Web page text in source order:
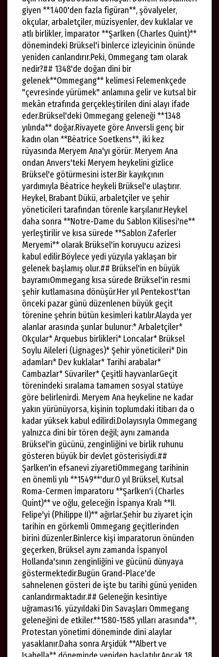
tüketici beklentilerine nasıl cevap verdiğini
yakından inceleme fırsatı buldu......
giyen **1.400'den fazla figüran**, şövalyeler,
okçular, arbaletçiler, müzisyenler, dev kuklalar ve
atlı birlikler, İmparator **Şarlken (Charles Quint)**
dönemindeki Brüksel'i binlerce izleyicinin önünde
yeniden canlandırır.Peki, Ommegang tam olarak
nedir?## 1348'de doğan dini bir
gelenek**Ommegang** kelimesi Felemenkçede
"çevresinde yürümek" anlamına gelir ve kutsal bir
mekân etrafında gerçekleştirilen dini alayı ifade
eder.Brüksel'deki Ommegang geleneği **1348
yılında** doğar.Rivayete göre Anversli genç bir
kadın olan **Béatrice Soetkens**, iki kez
rüyasında Meryem Ana'yı görür. Meryem Ana
ondan Anvers'teki Meryem heykelini gizlice
Brüksel'e götürmesini ister.Bir kayıkçının
yardımıyla Béatrice heykeli Brüksel'e ulaştırır.
Heykel, Brabant Dükü, arbaletçiler ve şehir
yöneticileri tarafından törenle karşılanır.Heykel
daha sonra **Notre-Dame du Sablon Kilisesi'ne**
yerleştirilir ve kısa sürede **Sablon Zaferler
Meryemi** olarak Brüksel'in koruyucu azizesi
kabul edilir.Böylece yedi yüzyıla yaklaşan bir
gelenek başlamış olur.## Brüksel'in en büyük
bayramıOmmegang kısa sürede Brüksel'in resmi
şehir kutlamasına dönüşür.Her yıl Pentekost'tan
önceki pazar günü düzenlenen büyük geçit
törenine şehrin bütün kesimleri katılır.Alayda yer
alanlar arasında şunlar bulunur:* Arbaletçiler*
Okçular* Arquebus birlikleri* Loncalar* Brüksel
Soylu Aileleri (Lignages)* Şehir yöneticileri* Din
adamları* Dev kuklalar* Tarihi arabalar*
Cambazlar* Süvariler* Çeşitli hayvanlarGeçit
törenindeki sıralama tamamen sosyal statüye
göre belirlenirdi. Meryem Ana heykeline ne kadar
yakın yürünüyorsa, kişinin toplumdaki itibarı da o
kadar yüksek kabul edilirdi.Dolayısıyla Ommegang
yalnızca dini bir tören değil; aynı zamanda
Brüksel'in gücünü, zenginliğini ve birlik ruhunu
gösteren büyük bir devlet gösterisiydi.##
Şarlken'in efsanevi ziyaretiOmmegang tarihinin
en önemli yılı **1549**'dur.O yıl Brüksel, Kutsal
Roma-Cermen İmparatoru **Şarlken'i (Charles
Quint)** ve oğlu, geleceğin İspanya Kralı **II.
Felipe'yi (Philippe II)** ağırlar.Şehir bu ziyaret için
tarihin en görkemli Ommegang geçitlerinden
birini düzenler.Binlerce kişi imparatorun önünden
geçerken, Brüksel aynı zamanda İspanyol
Hollanda'sının zenginliğini ve gücünü dünyaya
göstermektedir.Bugün Grand-Place'de
sahnelenen gösteri de işte bu tarihi günü yeniden
canlandırmaktadır.## Geleneğin kesintiye
uğraması16. yüzyıldaki Din Savaşları Ommegang
geleneğini de etkiler.**1580-1585 yılları arasında**,
Protestan yönetimi döneminde dini alaylar
yasaklanır.Daha sonra Arşidük **Albert ve